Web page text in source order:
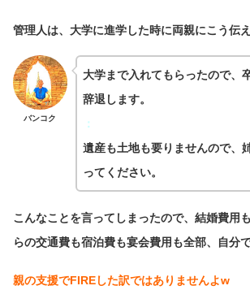
管理人は、大学に進学した時に両親にこう伝
バンコク
大学まで入れてもらったので、
辞退します。
：
遺産も土地も要りませんので、
ってください。
こんなことを言ってしまったので、結婚費用
らの交通費も宿泊費も宴会費用も全部、自分
親の支援でFIREした訳ではありませんよw